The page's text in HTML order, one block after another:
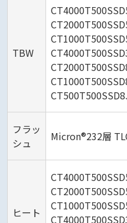
TBW
フラッ
シュ
Micron®232層
ヒート